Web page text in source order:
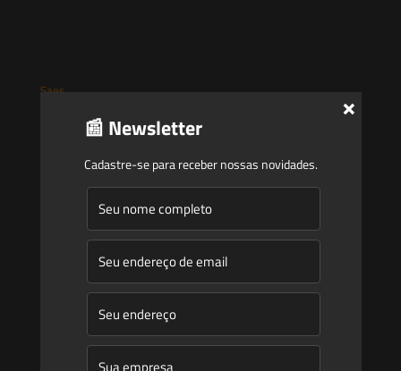
Saes
Início
Quem Somos
Equipe
Newsletter
Publicações
Artigos
📰 Newsletter
Cadastre-se para receber nossas novidades.
×